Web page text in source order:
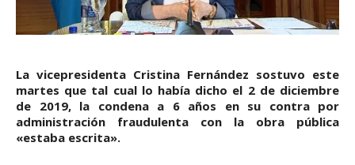
La vicepresidenta Cristina Fernández sostuvo este
martes que tal cual lo había dicho el 2 de diciembre
de 2019, la condena a 6 años en su contra por
administración fraudulenta con la obra pública
«estaba escrita».